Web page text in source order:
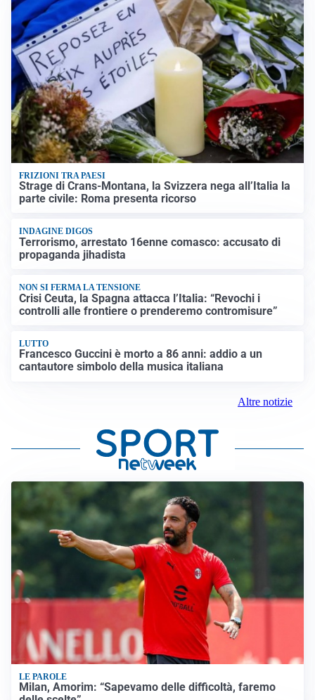
FRIZIONI TRA PAESI
Strage di Crans-Montana, la Svizzera nega all’Italia la
parte civile: Roma presenta ricorso
INDAGINE DIGOS
Terrorismo, arrestato 16enne comasco: accusato di
propaganda jihadista
NON SI FERMA LA TENSIONE
Crisi Ceuta, la Spagna attacca l’Italia: “Revochi i
controlli alle frontiere o prenderemo contromisure”
LUTTO
Francesco Guccini è morto a 86 anni: addio a un
cantautore simbolo della musica italiana
Altre notizie
LE PAROLE
Milan, Amorim: “Sapevamo delle difficoltà, faremo